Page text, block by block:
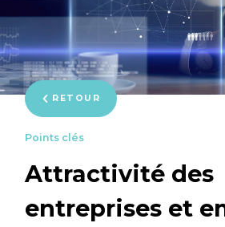
RETOUR
Points clés
Attractivité des
entreprises et